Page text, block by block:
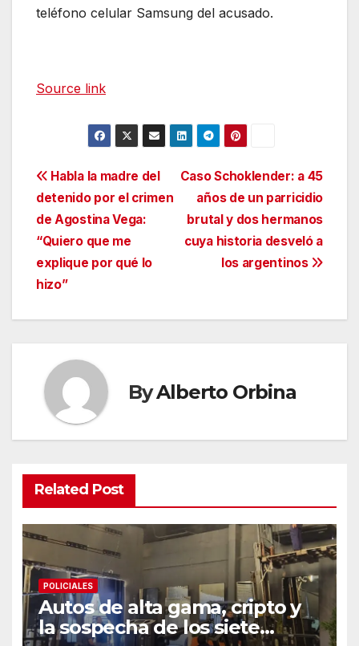
teléfono celular Samsung del acusado.
Source link
Navegación
de
entradas
Caso Schoklender: a 45
años de un parricidio
brutal y dos hermanos
cuya historia desveló a
los argentinos
Habla la madre del
detenido por el crimen
de Agostina Vega:
“Quiero que me
explique por qué lo
hizo”
ByAlberto Orbina
Related Post
POLICIALES
Autos de alta gama, cripto y
la sospecha de los siete